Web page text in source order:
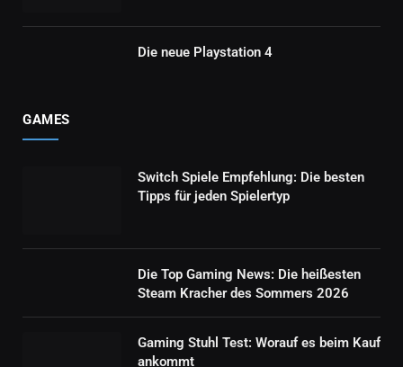
Die neue Playstation 4
GAMES
Switch Spiele Empfehlung: Die besten
Tipps für jeden Spielertyp
Die Top Gaming News: Die heißesten
Steam Kracher des Sommers 2026
Gaming Stuhl Test: Worauf es beim Kauf
ankommt